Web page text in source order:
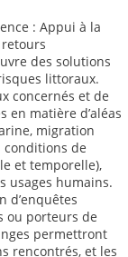
: Appui à la
retours
des solutions
littoraux.
concernés et de
en matière d’aléas
migration
conditions de
et temporelle),
usages humains.
d’enquêtes
ou porteurs de
permettront
rencontrés, et les